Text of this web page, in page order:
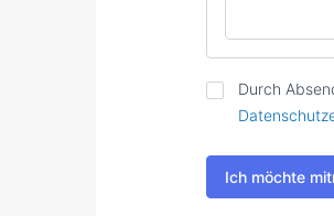
Zustimmung*
Durch
Ich möchte